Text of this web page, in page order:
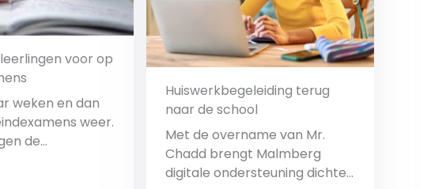
voor op
weken en dan
weer.
de
spanning. Toch
Huiswerkbegeleiding terug
naar de school
Met de overname van Mr.
Chadd brengt Malmberg
digitale ondersteuning dichter